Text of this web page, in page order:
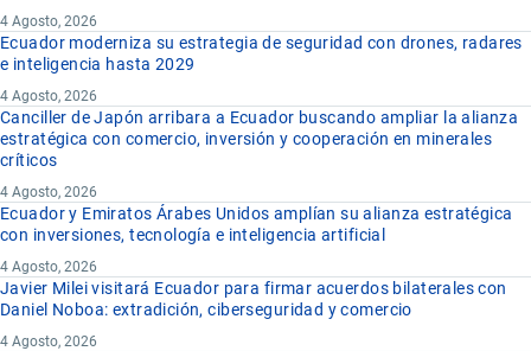
4 Agosto, 2026
Ecuador moderniza su estrategia de seguridad con drones, radares
e inteligencia hasta 2029
4 Agosto, 2026
Canciller de Japón arribara a Ecuador buscando ampliar la alianza
estratégica con comercio, inversión y cooperación en minerales
críticos
4 Agosto, 2026
Ecuador y Emiratos Árabes Unidos amplían su alianza estratégica
con inversiones, tecnología e inteligencia artificial
4 Agosto, 2026
Javier Milei visitará Ecuador para firmar acuerdos bilaterales con
Daniel Noboa: extradición, ciberseguridad y comercio
4 Agosto, 2026